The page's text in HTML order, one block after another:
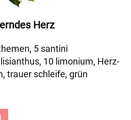
Herz
5 santini
10 limonium, Herz-
trauer schleife, grün